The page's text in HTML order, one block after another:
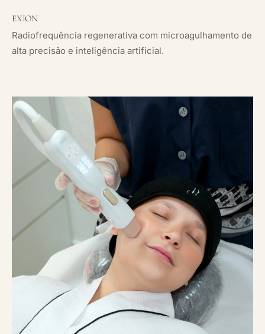
EXION
Radiofrequência regenerativa com microagulhamento de
alta precisão e inteligência artificial.